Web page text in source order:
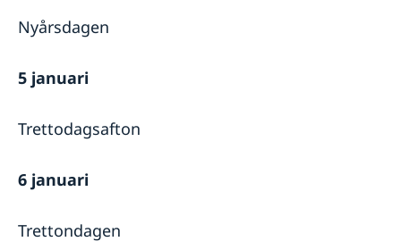
Nyårsdagen
5 januari
Trettodagsafton
6 januari
Trettondagen